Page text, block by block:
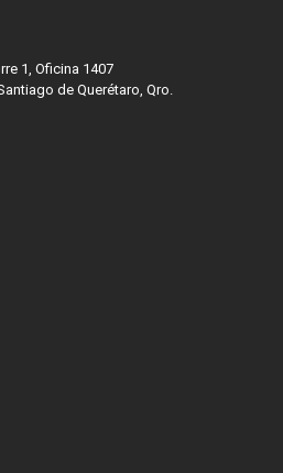
1, Oficina 1407
de Querétaro, Qro.